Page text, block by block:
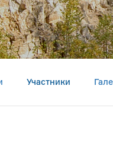
Участники